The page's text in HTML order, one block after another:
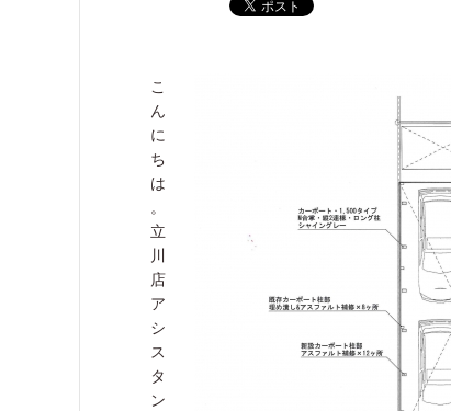
こ
ん
に
ち
は
。
立
川
店
ア
シ
ス
タ
ン